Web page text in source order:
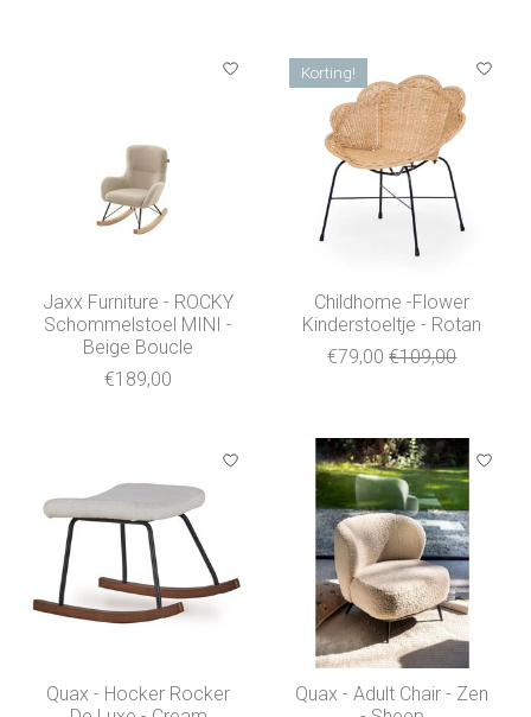
Jaxx Furniture - ROCKY
Schommelstoel MINI -
Beige Boucle
€189,00
Korting!
Childhome -Flower
Kinderstoeltje - Rotan
€79,00 €109,00
Quax - Hocker Rocker
Quax - Adult Chair - Zen